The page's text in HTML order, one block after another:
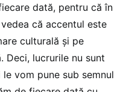
dată, pentru că în
că accentul este
culturală și pe
Deci, lucrurile nu sunt
vom pune sub semnul